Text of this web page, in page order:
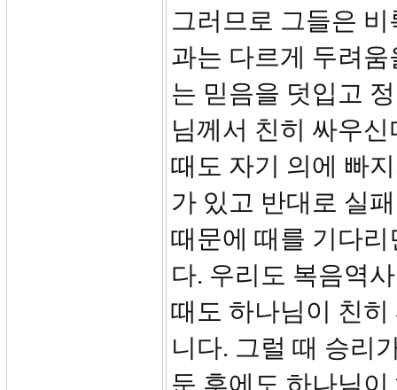
그러므로 그들은
과는 다르게 두려
는 믿음을 덧입고
님께서 친히 싸우
때도 자기 의에 빠
가 있고 반대로 실
때문에 때를 기다
다. 우리도 복음역
때도 하나님이 친
니다. 그럴 때 승리
둔 후에도 하나님